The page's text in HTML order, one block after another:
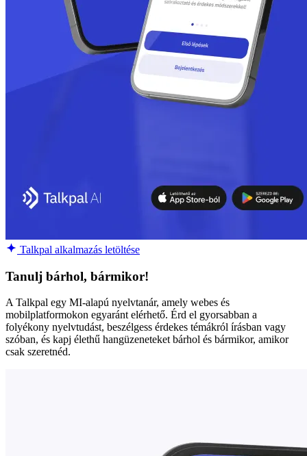
Talkpal alkalmazás letöltése
Tanulj bárhol, bármikor!
A Talkpal egy MI-alapú nyelvtanár, amely webes és
mobilplatformokon egyaránt elérhető. Érd el gyorsabban a
folyékony nyelvtudást, beszélgess érdekes témákról írásban vagy
szóban, és kapj élethű hangüzeneteket bárhol és bármikor, amikor
csak szeretnéd.